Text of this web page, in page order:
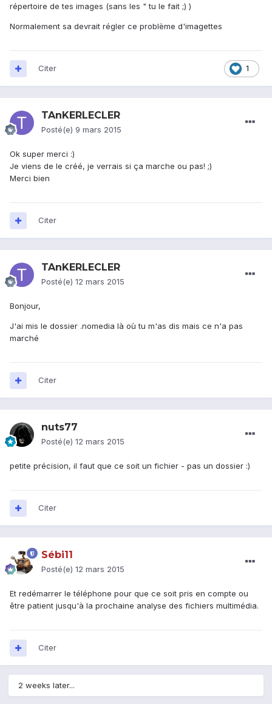
répertoire de tes images (sans les " tu le fait ;) )
Normalement sa devrait régler ce problème d'imagettes
1
Citer
TAnKERLECLER
Posté(e) 9 mars 2015
Ok super merci :)
Je viens de le créé, je verrais si ça marche ou pas! ;)
Merci bien
Citer
TAnKERLECLER
Posté(e) 12 mars 2015
Bonjour,
J'ai mis le dossier .nomedia là où tu m'as dis mais ce n'a pas
marché
Citer
nuts77
Posté(e) 12 mars 2015
petite précision, il faut que ce soit un fichier - pas un dossier :)
Citer
Sébi11
Posté(e) 12 mars 2015
Et redémarrer le téléphone pour que ce soit pris en compte ou
être patient jusqu'à la prochaine analyse des fichiers multimédia.
Citer
2 weeks later...